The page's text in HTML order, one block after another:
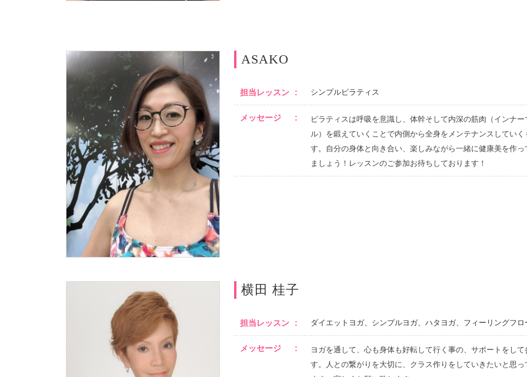
ASAKO
担当レッスン シンプルピラティス
メッセージ
ピラティスは呼吸を意識し、体幹そして内深の筋肉（インナー
ル）を鍛えていくことで内側から全身をメンテナンスしていく
す。自分の身体と向き合い、楽しみながら一緒に健康美を作っ
ましょう！レッスンのご参加お待ちしております！
横田 桂子
担当レッスン ダイエットヨガ、シンプルヨガ、ハタヨガ、フィーリングフロ
メッセージ
ヨガを通して、心も身体も好転して行く事の、サポートをして
す。人との繋がりを大切に、クラス作りをしていきたいと思っ